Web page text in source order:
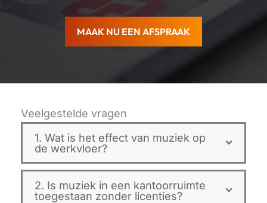
MAAK NU EEN AFSPRAAK
Veelgestelde vragen
1. Wat is het effect van muziek op
de werkvloer?
2. Is muziek in een kantoorruimte
toegestaan zonder licenties?